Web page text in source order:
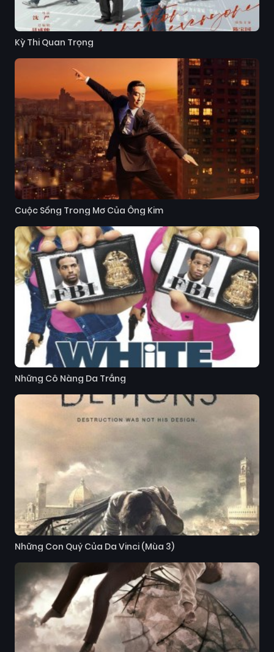
Kỳ Thi Quan Trọng
Cuộc Sống Trong Mơ Của Ông Kim
Những Cô Nàng Da Trắng
Những Con Quỷ Của Da Vinci (Mùa 3)